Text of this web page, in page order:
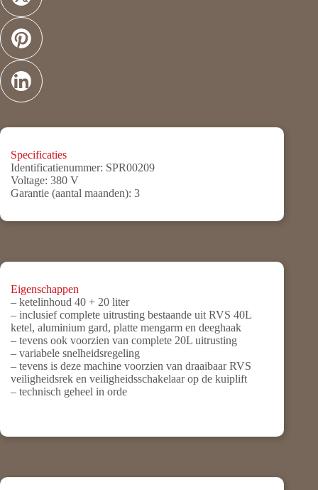
Specificaties
Identificatienummer: SPR00209
Voltage: 380 V
Garantie (aantal maanden): 3
Eigenschappen
– ketelinhoud 40 + 20 liter
– inclusief complete uitrusting bestaande uit RVS 40L
ketel, aluminium gard, platte mengarm en deeghaak
– tevens ook voorzien van complete 20L uitrusting
– variabele snelheidsregeling
– tevens is deze machine voorzien van draaibaar RVS
veiligheidsrek en veiligheidsschakelaar op de kuiplift
– technisch geheel in orde